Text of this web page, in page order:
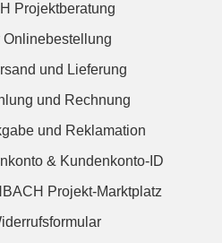
Projektberatung
Onlinebestellung
und Lieferung
und Rechnung
und Reklamation
& Kundenkonto-ID
Projekt-Marktplatz